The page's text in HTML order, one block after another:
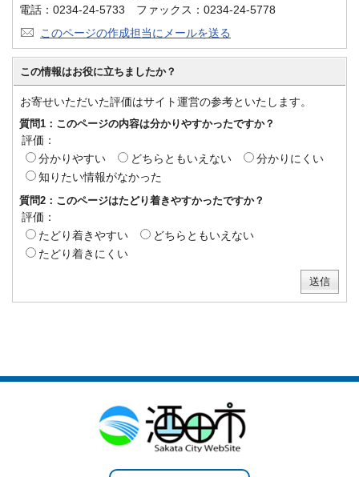
電話：0234-24-5733 ファックス：0234-24-5778
このページの作成担当にメールを送る
この情報はお役に立ちましたか？
お寄せいただいた評価はサイト運営の参考といたします。
質問1：このページの内容は分かりやすかったですか？
評価：
分かりやすい
どちらともいえない
分かりにくい
知りたい情報がなかった
質問2：このページはたどり着きやすかったですか？
評価：
たどり着きやすい
どちらともいえない
たどり着きにくい